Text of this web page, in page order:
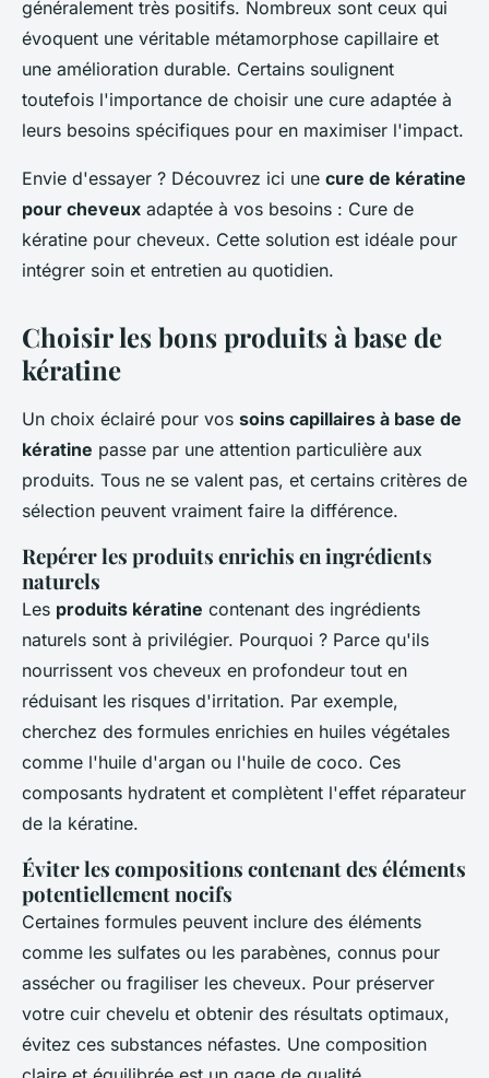
généralement très positifs. Nombreux sont ceux qui
évoquent une véritable métamorphose capillaire et
une amélioration durable. Certains soulignent
toutefois l'importance de choisir une cure adaptée à
leurs besoins spécifiques pour en maximiser l'impact.
Envie d'essayer ? Découvrez ici une cure de kératine
pour cheveux adaptée à vos besoins : Cure de
kératine pour cheveux. Cette solution est idéale pour
intégrer soin et entretien au quotidien.
Choisir les bons produits à base de
kératine
Un choix éclairé pour vos soins capillaires à base de
kératine passe par une attention particulière aux
produits. Tous ne se valent pas, et certains critères de
sélection peuvent vraiment faire la différence.
Repérer les produits enrichis en ingrédients
naturels
Les produits kératine contenant des ingrédients
naturels sont à privilégier. Pourquoi ? Parce qu'ils
nourrissent vos cheveux en profondeur tout en
réduisant les risques d'irritation. Par exemple,
cherchez des formules enrichies en huiles végétales
comme l'huile d'argan ou l'huile de coco. Ces
composants hydratent et complètent l'effet réparateur
de la kératine.
Éviter les compositions contenant des éléments
potentiellement nocifs
Certaines formules peuvent inclure des éléments
comme les sulfates ou les parabènes, connus pour
assécher ou fragiliser les cheveux. Pour préserver
votre cuir chevelu et obtenir des résultats optimaux,
évitez ces substances néfastes. Une composition